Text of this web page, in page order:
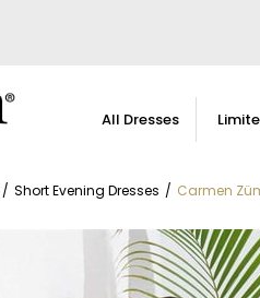
All Dresses
Short Evening Dresses Carmen